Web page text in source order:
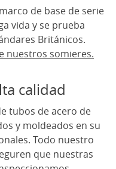
de base de serie
vida y se prueba
Británicos.
nuestros somieres.
calidad
tubos de acero de
y moldeados en su
Todo nuestro
que nuestras